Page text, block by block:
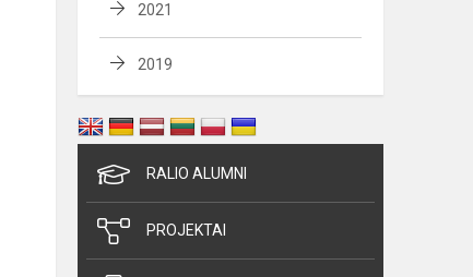
2021
2019
RALIO ALUMNI
PROJEKTAI